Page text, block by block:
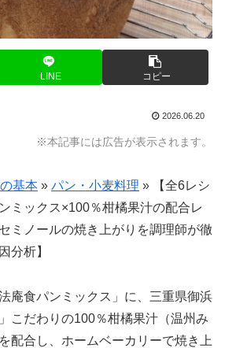
LINE コピー
2026.06.20
※本記事には広告が表示されます。
基本 » パン・小麦料理 »
【全6レシ
ミックス×100％柑橘果汁の配合レ
ミノールの焼き上がりを調理師が徹
分析】
庵食パンミックス」に、三重県御浜
こだわりの100％柑橘果汁（温州み
配合し、ホームベーカリーで焼き上